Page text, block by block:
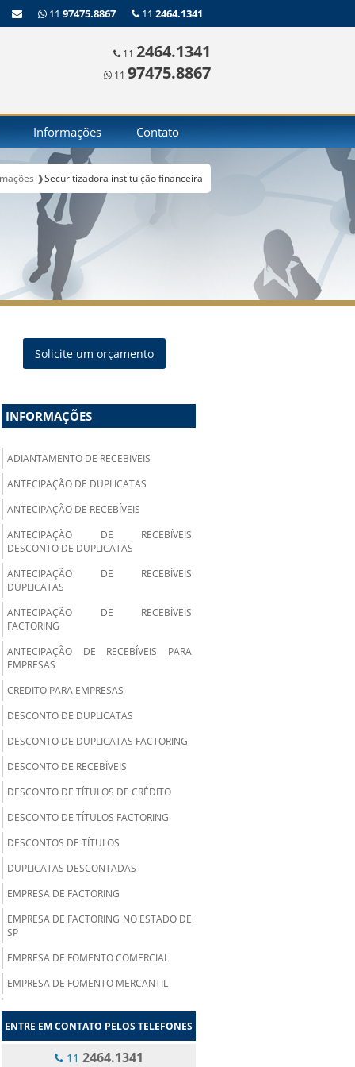
11 2464.1341
11 97475.8867
11 2464.1341
11 97475.8867
Informações Contato
❱Securitizadora instituição financeira
Solicite um orçamento
INFORMAÇÕES
ADIANTAMENTO DE RECEBIVEIS
ANTECIPAÇÃO DE DUPLICATAS
ANTECIPAÇÃO DE RECEBÍVEIS
ANTECIPAÇÃO DE RECEBÍVEIS
DESCONTO DE DUPLICATAS
ANTECIPAÇÃO DE RECEBÍVEIS
DUPLICATAS
ANTECIPAÇÃO DE RECEBÍVEIS
FACTORING
ANTECIPAÇÃO DE RECEBÍVEIS PARA
EMPRESAS
CREDITO PARA EMPRESAS
DESCONTO DE DUPLICATAS
DESCONTO DE DUPLICATAS FACTORING
DESCONTO DE RECEBÍVEIS
DESCONTO DE TÍTULOS DE CRÉDITO
DESCONTO DE TÍTULOS FACTORING
DESCONTOS DE TÍTULOS
DUPLICATAS DESCONTADAS
EMPRESA DE FACTORING
EMPRESA DE FACTORING NO ESTADO DE
SP
EMPRESA DE FOMENTO COMERCIAL
EMPRESA DE FOMENTO MERCANTIL
EMPRESA DE SECURITIZAÇÃO DE
CRÉDITOS
GUARULHOS
ENTRE EM CONTATO PELOS TELEFONES
11 2464.1341